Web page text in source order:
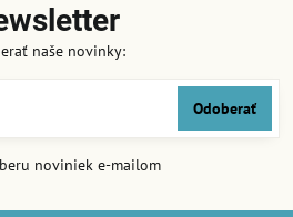
naše novinky:
Odoberať
noviniek e-mailom